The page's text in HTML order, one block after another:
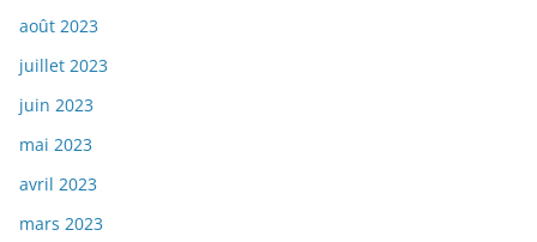
août 2023
juillet 2023
juin 2023
mai 2023
avril 2023
mars 2023